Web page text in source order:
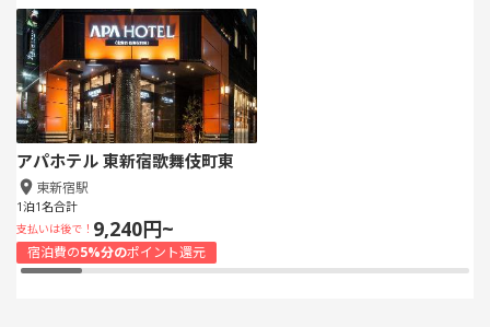
アパホテル 東新宿歌舞伎町東
東新宿駅
1泊1名合計
支払いは後で！ 9,240円~
宿泊費の5%分のポイント還元